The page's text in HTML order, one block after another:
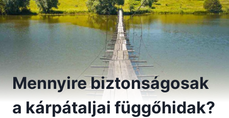
Mennyire biztonságosak
a kárpátaljai függőhidak?